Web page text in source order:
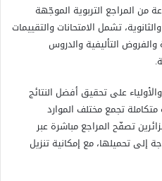
من المراجع التربوية الموجّهة
تشمل الامتحانات والتقييمات
التأليفية والدروس
على تحقيق أفضل النتائج
تجمع مختلف الموارد
تصفّح المراجع مباشرة عبر
إلى تحميلها، مع إمكانية تنزيل